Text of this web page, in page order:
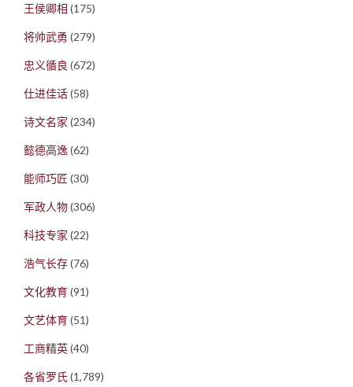
王侯卿相 (175)
将帅武勇 (279)
忠义循良 (672)
仕进佳话(58)
诗文名家 (234)
懿德高逸(62)
能师巧匠 (30)
军政人物(306)
科技专家 (22)
浩气长存(76)
文化教育(91)
文艺体育(51)
工商精英(40)
各省罗氏(1,789)